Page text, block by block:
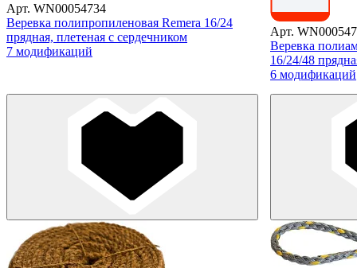
Арт. WN00054734
Веревка полипропиленовая Remera 16/24
прядная, плетеная с сердечником
7 модификаций
Арт.
Веревка
16/24/48
6 модификаций